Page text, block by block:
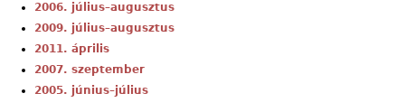
2006. július–augusztus
2009. július–augusztus
2011. április
2007. szeptember
2005. június–július